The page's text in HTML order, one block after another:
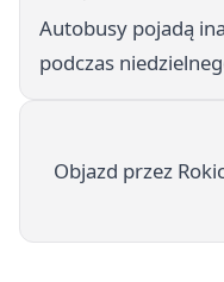
Autobusy pojadą
podczas
Objazd przez